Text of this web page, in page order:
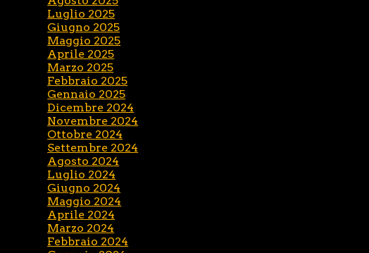
Luglio 2025
Giugno 2025
Maggio 2025
Aprile 2025
Marzo 2025
Febbraio 2025
Gennaio 2025
Dicembre 2024
Novembre 2024
Ottobre 2024
Settembre 2024
Agosto 2024
Luglio 2024
Giugno 2024
Maggio 2024
Aprile 2024
Marzo 2024
Febbraio 2024